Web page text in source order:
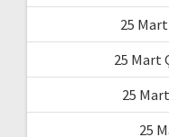
25
25 Mart
25
25